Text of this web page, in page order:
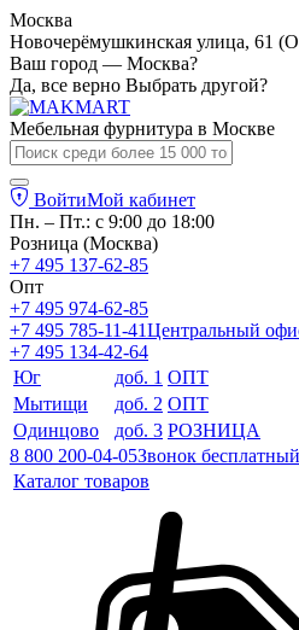
Москва
Новочерёмушкинская улица, 61
Ваш город — Москва?
Да, все верно Выбрать другой?
Мебельная фурнитура в Москве
ВойтиМой кабинет
Пн. – Пт.: с 9:00 до 18:00
Розница (Москва)
+7 495 137-62-85
Опт
+7 495 974-62-85
+7 495 785-11-41Центральный
+7 495 134-42-64
Юг
доб. 1 ОПТ
Мытищи
доб. 2 ОПТ
Одинцово
доб. 3 РОЗНИЦА
8 800 200-04-05Звонок
Каталог товаров